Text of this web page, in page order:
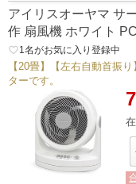
アイリスオーヤマ サ
作 扇風機 ホワイト
favorite_border1名がお気に入り登録中
【20畳】【左右自動首振
ターです。